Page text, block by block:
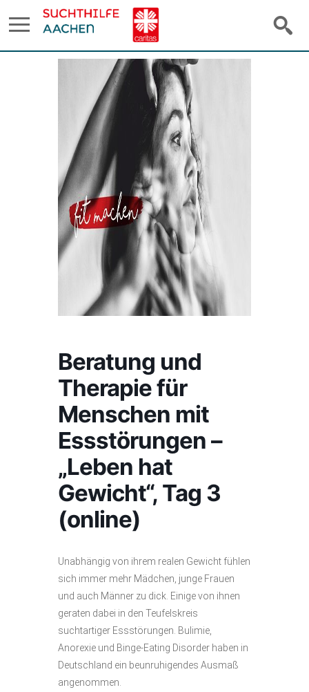
Beratung und
Therapie für
Menschen mit
Essstörungen –
„Leben hat
Gewicht“, Tag 3
(online)
Unabhängig von ihrem realen Gewicht fühlen
sich immer mehr Mädchen, junge Frauen
und auch Männer zu dick. Einige von ihnen
geraten dabei in den Teufelskreis
suchtartiger Essstörungen. Bulimie,
Anorexie und Binge-Eating Disorder haben in
Deutschland ein beunruhigendes Ausmaß
angenommen.